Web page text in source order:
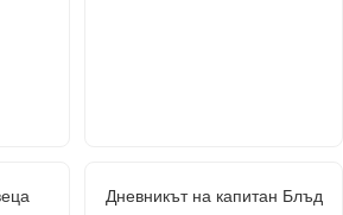
Дневникът на капитан Блъд